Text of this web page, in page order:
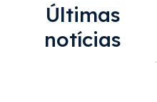
Últimas
notícias